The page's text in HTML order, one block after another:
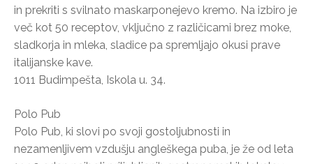
in prekriti s svilnato maskarponejevo kremo. Na izbiro je
več kot 50 receptov, vključno z različicami brez moke,
sladkorja in mleka, sladice pa spremljajo okusi prave
italijanske kave.
1011 Budimpešta, Iskola u. 34.
Polo Pub
Polo Pub, ki slovi po svoji gostoljubnosti in
nezamenljivem vzdušju angleškega puba, je že od leta